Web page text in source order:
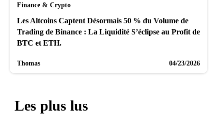
Finance & Crypto
Les Altcoins Captent Désormais 50 % du Volume de
Trading de Binance : La Liquidité S’éclipse au Profit de
BTC et ETH.
Thomas 04/23/2026
Les plus lus